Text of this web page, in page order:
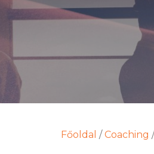
Főoldal / Coaching /